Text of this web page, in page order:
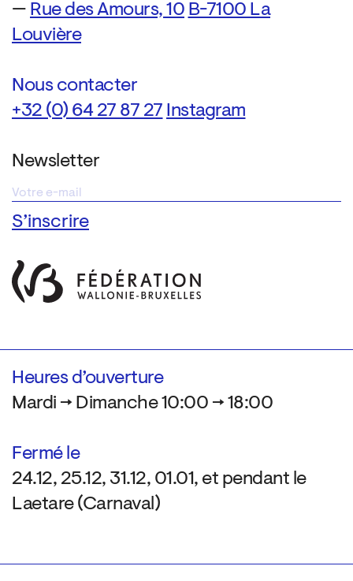
— Rue des Amours, 10 B-7100 La
Louvière
Nous contacter
+32 (0) 64 27 87 27 Instagram
Newsletter
Heures d’ouverture
Mardi → Dimanche 10:00 → 18:00
Fermé le
24.12, 25.12, 31.12, 01.01, et pendant le
Laetare (Carnaval)